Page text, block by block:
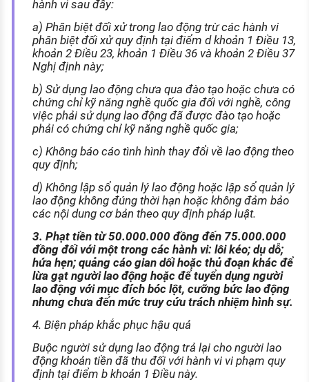
hành vi sau đây:
a) Phân biệt đối xử trong lao động trừ các hành vi
phân biệt đối xử quy định tại điểm d khoản 1 Điều 13,
khoản 2 Điều 23, khoản 1 Điều 36 và khoản 2 Điều 37
Nghị định này;
b) Sử dụng lao động chưa qua đào tạo hoặc chưa có
chứng chỉ kỹ năng nghề quốc gia đối với nghề, công
việc phải sử dụng lao động đã được đào tạo hoặc
phải có chứng chỉ kỹ năng nghề quốc gia;
c) Không báo cáo tình hình thay đổi về lao động theo
quy định;
d) Không lập sổ quản lý lao động hoặc lập sổ quản lý
lao động không đúng thời hạn hoặc không đảm bảo
các nội dung cơ bản theo quy định pháp luật.
3. Phạt tiền từ 50.000.000 đồng đến 75.000.000
đồng đối với một trong các hành vi: lôi kéo; dụ dỗ;
hứa hẹn; quảng cáo gian dối hoặc thủ đoạn khác để
lừa gạt người lao động hoặc để tuyển dụng người
lao động với mục đích bóc lột, cưỡng bức lao động
nhưng chưa đến mức truy cứu trách nhiệm hình sự.
4. Biện pháp khắc phục hậu quả
Buộc người sử dụng lao động trả lại cho người lao
động khoản tiền đã thu đối với hành vi vi phạm quy
định tại điểm b khoản 1 Điều này.